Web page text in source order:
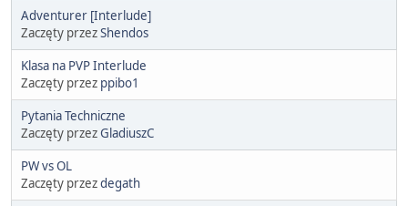
Adventurer [Interlude]
Zaczęty przezShendos
Klasa na PVP Interlude
Zaczęty przez ppibo1
Pytania Techniczne
Zaczęty przezGladiuszC
PW vs OL
Zaczęty przezdegath